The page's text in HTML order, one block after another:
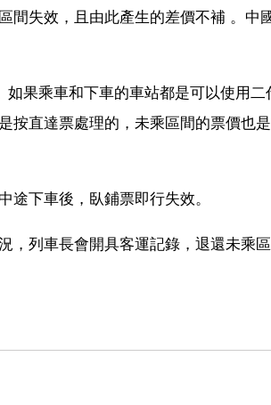
間失效，且由此產生的差價不補 。中
果乘車和下車的車站都是可以使用二
按直達票處理的，未乘區間的票價也
途下車後，臥鋪票即行失效。
，列車長會開具客運記錄，退還未乘